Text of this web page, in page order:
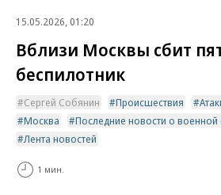
15.05.2026, 01:20
Вблизи Москвы сбит
беспилотник
Сергей Собянин Происшествия
Москва
Последние новости о военной
Лента новостей
1 мин.